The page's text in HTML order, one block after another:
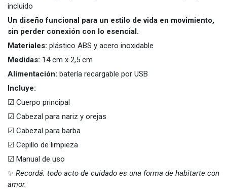
incluido
Un diseño funcional para un estilo de vida en movimiento,
sin perder conexión con lo esencial.
Materiales: plástico ABS y acero inoxidable
Medidas: 14 cm x 2,5 cm
Alimentación: batería recargable por USB
Incluye:
☑ Cuerpo principal
☑ Cabezal para nariz y orejas
☑ Cabezal para barba
☑ Cepillo de limpieza
☑ Manual de uso
✨ Recordá: todo acto de cuidado es una forma de habitarte con
amor.